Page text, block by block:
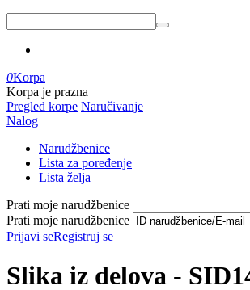
0Korpa
Korpa je prazna
Pregled korpe Naručivanje
Nalog
Narudžbenice
Lista za poređenje
Lista želja
Prati moje narudžbenice
Prati moje narudžbenice
Prijavi seRegistruj se
Slika iz delova -